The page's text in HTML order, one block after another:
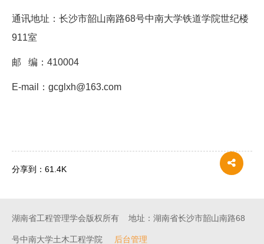
通讯地址：长沙市韶山南路68号中南大学铁道学院世纪楼
911室
邮 编：410004
E-mail：gcglxh@163.com
分享到： 61.4K
湖南省工程管理学会版权所有 地址：湖南省长沙市韶山南路68
号中南大学土木工程学院 后台管理